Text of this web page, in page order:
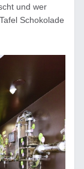
und wer
Schokolade